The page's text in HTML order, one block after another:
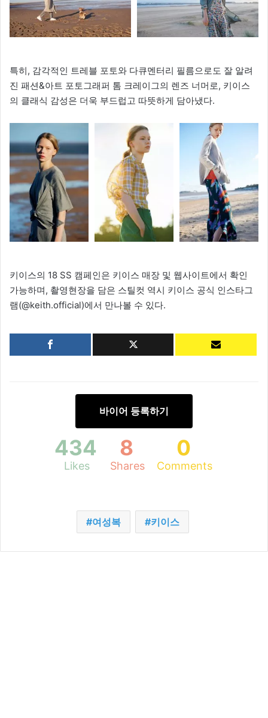
특히, 감각적인 트레블 포토와 다큐멘터리 필름으로도 잘 알려
진 패션&아트 포토그래퍼 톰 크레이그의 렌즈 너머로, 키이스
의 클래식 감성은 더욱 부드럽고 따뜻하게 담아냈다.
키이스의 18 SS 캠페인은 키이스 매장 및 웹사이트에서 확인
가능하며, 촬영현장을 담은 스틸컷 역시 키이스 공식 인스타그
램(@keith.official)에서 만나볼 수 있다.
바이어 등록하기
434
Likes
8
Shares
0
Comments
여성복 키이스